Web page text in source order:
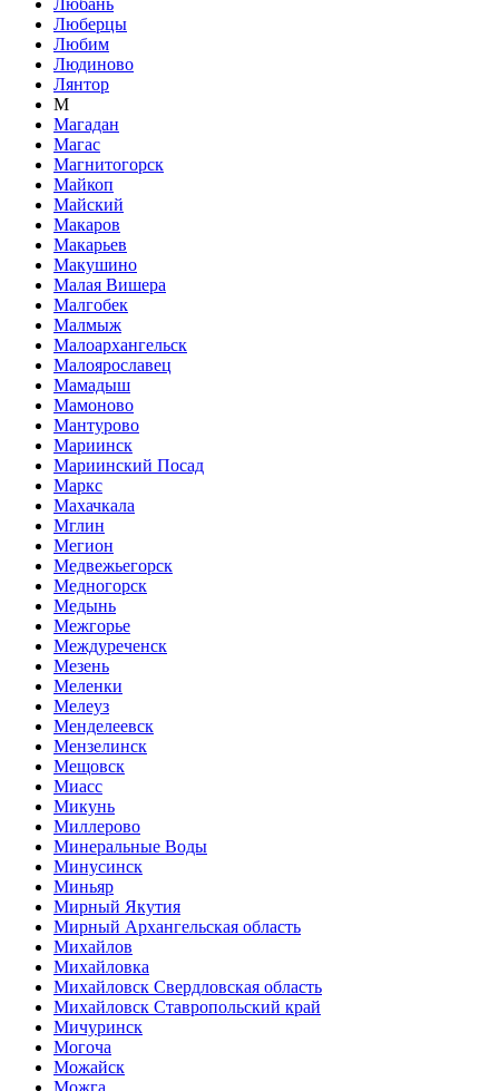
Люберцы
Любим
Людиново
Лянтор
М
Магадан
Магас
Магнитогорск
Майкоп
Майский
Макаров
Макарьев
Макушино
Малая Вишера
Малгобек
Малмыж
Малоархангельск
Малоярославец
Мамадыш
Мамоново
Мантурово
Мариинск
Мариинский Посад
Маркс
Махачкала
Мглин
Мегион
Медвежьегорск
Медногорск
Медынь
Межгорье
Междуреченск
Мезень
Меленки
Мелеуз
Менделеевск
Мензелинск
Мещовск
Миасс
Микунь
Миллерово
Минеральные Воды
Минусинск
Миньяр
Мирный Якутия
Мирный Архангельская область
Михайлов
Михайловка
Михайловск Свердловская область
Михайловск Ставропольский край
Мичуринск
Могоча
Можайск
Можга